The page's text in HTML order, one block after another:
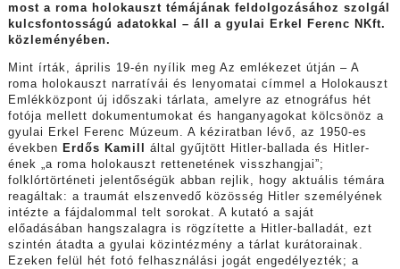
most a roma holokauszt témájának feldolgozásához szolgál
kulcsfontosságú adatokkal – áll a gyulai Erkel Ferenc NKft.
közleményében.
Mint írták, április 19-én nyílik meg Az emlékezet útján – A
roma holokauszt narratívái és lenyomatai címmel a Holokauszt
Emlékközpont új időszaki tárlata, amelyre az etnográfus hét
fotója mellett dokumentumokat és hanganyagokat kölcsönöz a
gyulai Erkel Ferenc Múzeum. A kéziratban lévő, az 1950-es
években Erdős Kamill által gyűjtött Hitler-ballada és Hitler-
ének „a roma holokauszt rettenetének visszhangjai”;
folklórtörténeti jelentőségük abban rejlik, hogy aktuális témára
reagáltak: a traumát elszenvedő közösség Hitler személyének
intézte a fájdalommal telt sorokat. A kutató a saját
előadásában hangszalagra is rögzítette a Hitler-balladát, ezt
szintén átadta a gyulai közintézmény a tárlat kurátorainak.
Ezeken felül hét fotó felhasználási jogát engedélyezték; a